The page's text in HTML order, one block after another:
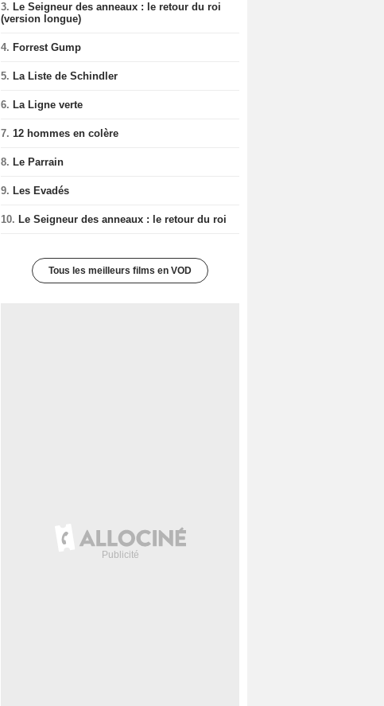
3. Le Seigneur des anneaux : le retour du roi
(version longue)
4. Forrest Gump
5. La Liste de Schindler
6. La Ligne verte
7. 12 hommes en colère
8. Le Parrain
9. Les Evadés
10. Le Seigneur des anneaux : le retour du roi
Tous les meilleurs films en VOD